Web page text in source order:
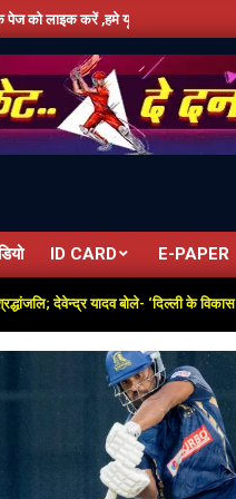
पर सबस्क्राइब जरूर करें,दिन भर की
ID CARD E-PAPER
यादव बोले- ‘दिल्ली के विकास और आजादी